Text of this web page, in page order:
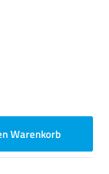
um die Anzahl zu
Warenkorb